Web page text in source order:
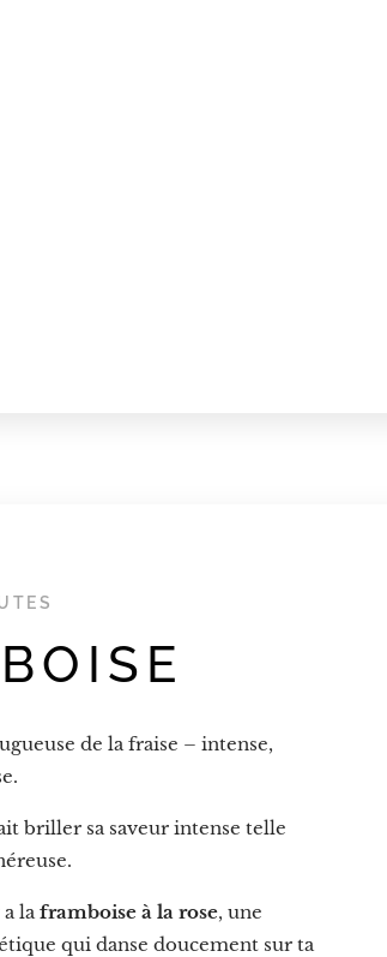
de la fraise – intense,
briller sa saveur intense telle
laframboise à la rose, une
qui danse doucement sur ta